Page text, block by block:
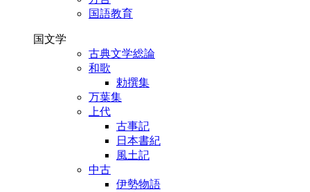
国語教育
国文学
古典文学総論
和歌
勅撰集
万葉集
上代
古事記
日本書紀
風土記
中古
伊勢物語